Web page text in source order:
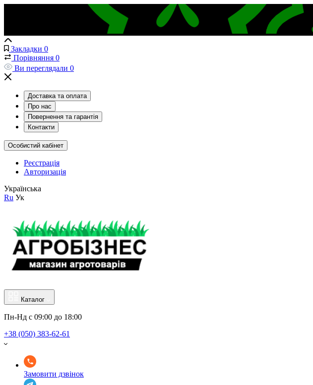
Закладки 0
Порівняння 0
Ви переглядали 0
Доставка та оплата
Про нас
Повернення та гарантія
Контакти
Особистий кабінет
Реєстрація
Авторизація
Українська
Ru Ук
Каталог
Пн-Нд с 09:00 до 18:00
+38 (050) 383-62-61
Замовити дзвінок